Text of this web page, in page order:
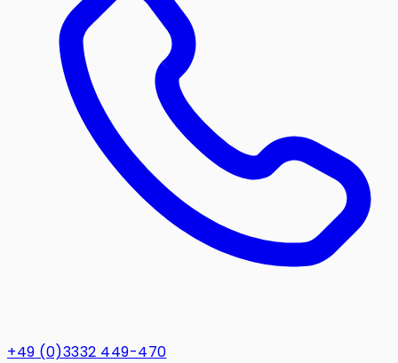
+49 (0)3332 449-470